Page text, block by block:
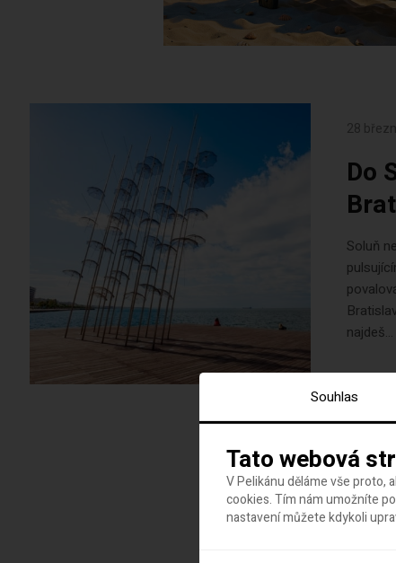
28
Do
Soluň
najdeš...
Souhlas
Tato webová
V Pelikánu děláme vše proto,
cookies. Tím nám umožníte
nastavení můžete kdykoli